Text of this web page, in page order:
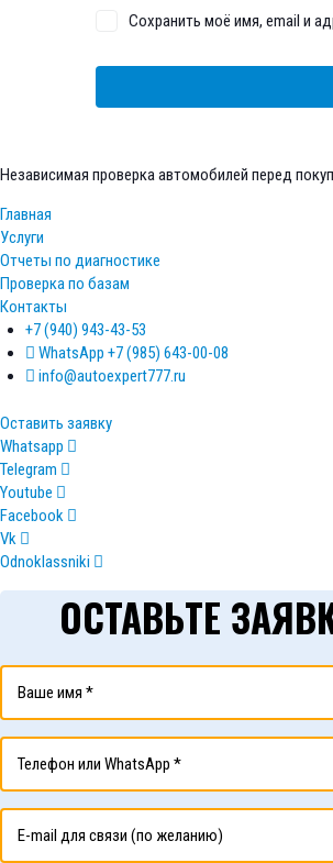
Сохранить моё имя, email и
Независимая проверка автомобилей перед
Главная
Услуги
Отчеты по диагностике
Проверка по базам
Контакты
+7 (940) 943-43-53
WhatsApp +7 (985) 643-00-08
info@autoexpert777.ru
Оставить заявку
Whatsapp
Telegram
Youtube
Facebook
Vk
Odnoklassniki
ОСТАВЬТЕ
и мы перезвоним вам